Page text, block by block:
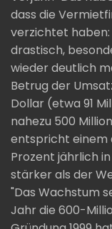
dass die
verzichtet haben:
drastisch,
wieder deutlich
Betrug der
Dollar (etwa 91
nahezu 500
entspricht einem
Prozent jährlich
stärker als der
"Das Wachstum
Jahr die 600-